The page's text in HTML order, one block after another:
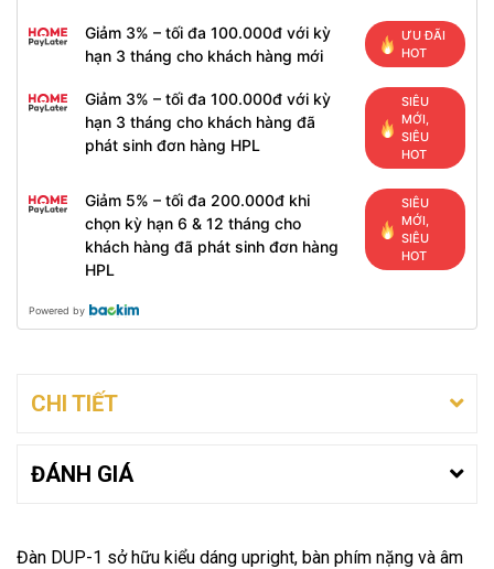
Giảm 3% – tối đa 100.000đ với kỳ
hạn 3 tháng cho khách hàng mới
ƯU ĐÃI
HOT
Giảm 3% – tối đa 100.000đ với kỳ
hạn 3 tháng cho khách hàng đã
phát sinh đơn hàng HPL
SIÊU
MỚI,
SIÊU
HOT
Giảm 5% – tối đa 200.000đ khi
chọn kỳ hạn 6 & 12 tháng cho
khách hàng đã phát sinh đơn hàng
HPL
SIÊU
MỚI,
SIÊU
HOT
Powered by
CHI TIẾT
ĐÁNH GIÁ
Đàn DUP-1 sở hữu kiểu dáng upright, bàn phím nặng và âm